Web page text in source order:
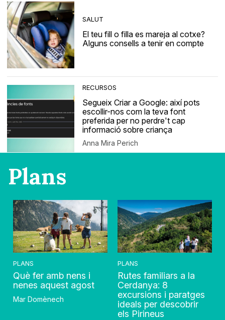
SALUT
El teu fill o filla es mareja al cotxe?
Alguns consells a tenir en compte
RECURSOS
Segueix Criar a Google: així pots
escollir-nos com la teva font
preferida per no perdre't cap
informació sobre criança
Anna Mira Perich
Plans
PLANS
Què fer amb nens i
nenes aquest agost
Mar Domènech
PLANS
Rutes familiars a la
Cerdanya: 8
excursions i paratges
ideals per descobrir
els Pirineus